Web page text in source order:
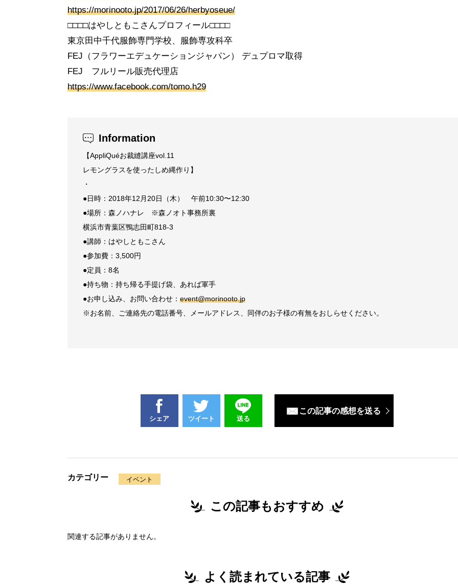
https://morinooto.jp/2017/06/26/herbyoseue/
□□□□はやしともこさんプロフィール□□□□
東京田中千代服飾専門学校、服飾専攻科卒
FEJ（フラワーエデュケーションジャパン） デュプロマ取得
FEJ フルリール販売代理店
https://www.facebook.com/tomo.h29
Information
【AppliQuéお裁縫講座vol.11
レモングラスを使ったしめ縄作り】
・
●日時：2018年12月20日（木） 午前10:30〜12:30
●場所：森ノハナレ ※森ノオト事務所裏
横浜市青葉区鴨志田町818-3
●講師：はやしともこさん
●参加費：3,500円
●定員：8名
●持ち物：持ち帰る手提げ袋、あれば軍手
●お申し込み、お問い合わせ： event@morinooto.jp
※お名前、ご連絡先の電話番号、メールアドレス、同伴のお子様の有無をおしらせください。
シェア ツイート 送る
この記事の感想を送る
カテゴリー イベント
この記事もおすすめ
関連する記事がありません。
よく読まれている記事